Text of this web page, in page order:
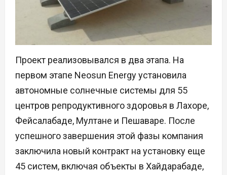
Проект реализовывался в два этапа. На
первом этапе Neosun Energy установила
автономные солнечные системы для 55
центров репродуктивного здоровья в Лахоре,
Фейсалабаде, Мултане и Пешаваре. После
успешного завершения этой фазы компания
заключила новый контракт на установку еще
45 систем, включая объекты в Хайдарабаде,